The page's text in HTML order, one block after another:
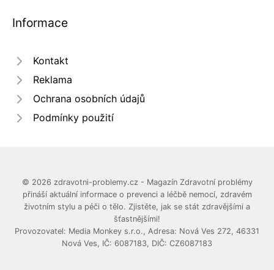
Informace
Kontakt
Reklama
Ochrana osobních údajů
Podmínky použití
© 2026 zdravotni-problemy.cz - Magazín Zdravotní problémy
přináší aktuální informace o prevenci a léčbě nemocí, zdravém
životním stylu a péči o tělo. Zjistěte, jak se stát zdravějšími a
šťastnějšími!
Provozovatel: Media Monkey s.r.o., Adresa: Nová Ves 272, 46331
Nová Ves, IČ: 6087183, DIČ: CZ6087183